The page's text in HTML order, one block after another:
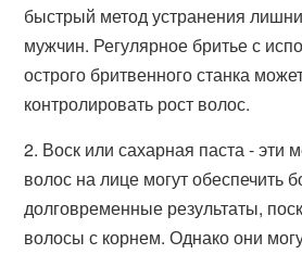
быстрый метод устранения
мужчин. Регулярное бритье с
острого бритвенного станка
контролировать рост волос.
2. Воск или сахарная паста - эти
волос на лице могут обеспечить
долговременные результаты,
волосы с корнем. Однако они